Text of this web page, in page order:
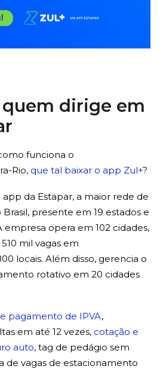
dirige em
funciona o
Rio, que tal baixar o app Zul+?
da Estapar, a maior rede de
presente em 19 estados e
empresa opera em 102 cidades,
mil vagas em
locais. Além disso, gerencia o
rotativo em 20 cidades
pagamento de IPVA,
em até 12 vezes, cotação e
auto, tag de pedágio sem
de vagas de estacionamento